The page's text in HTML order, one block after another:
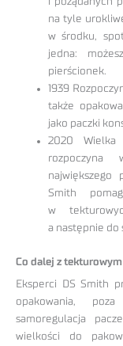
na tyle
w środku,
jedna:
pierścionek.
1939
także
jako paczki
2020 Wielka
rozpoczyna
największego
Smith
w
a następnie do
Co dalej z
Eksperci DS Smith
opakowania,
samoregulacja
wielkości do